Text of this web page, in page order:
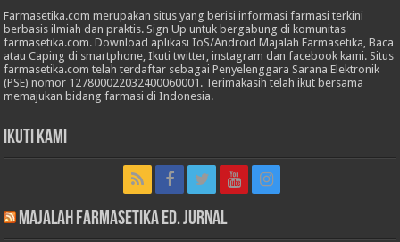
Farmasetika.com merupakan situs yang berisi informasi farmasi terkini
berbasis ilmiah dan praktis. Sign Up untuk bergabung di komunitas
farmasetika.com. Download aplikasi IoS/Android Majalah Farmasetika, Baca
atau Caping di smartphone, Ikuti twitter, instagram dan facebook kami. Situs
farmasetika.com telah terdaftar sebagai Penyelenggara Sarana Elektronik
(PSE) nomor 127800022032400060001. Terimakasih telah ikut bersama
memajukan bidang farmasi di Indonesia.
Ikuti Kami
Majalah Farmasetika Ed. Jurnal